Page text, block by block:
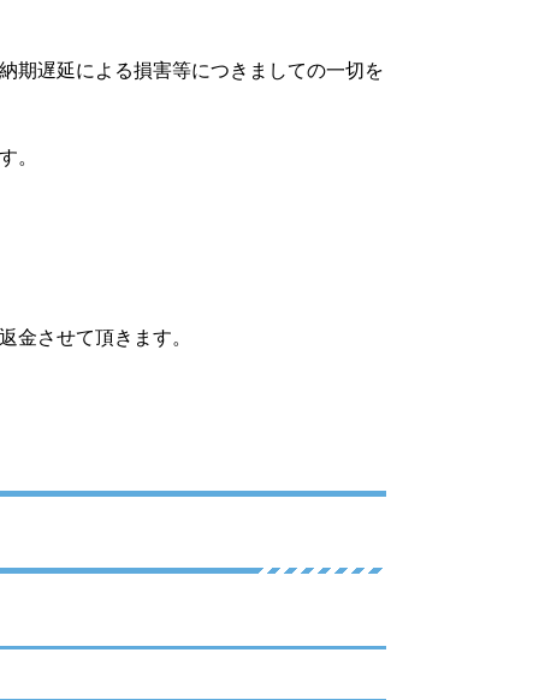
期遅延による損害等につきましての一切を
。
金させて頂きます。